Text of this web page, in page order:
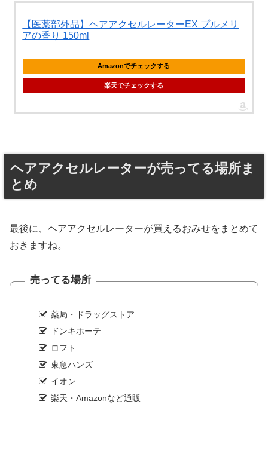
【医薬部外品】ヘアアクセルレーターEX プルメリ
アの香り 150ml
Amazonでチェックする
楽天でチェックする
ヘアアクセルレーターが売ってる場所ま
とめ
最後に、ヘアアクセルレーターが買えるおみせをまとめて
おきますね。
売ってる場所
薬局・ドラッグストア
ドンキホーテ
ロフト
東急ハンズ
イオン
楽天・Amazonなど通販